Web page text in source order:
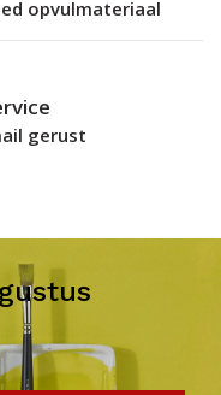
opvulmateriaal
gerust